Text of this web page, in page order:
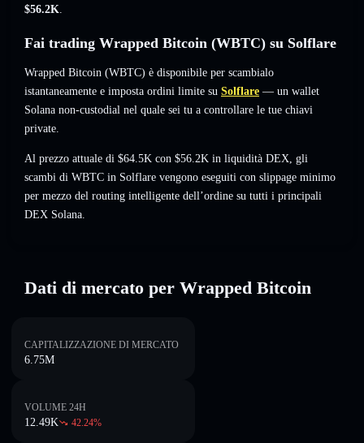
$56.2K.
Fai trading Wrapped Bitcoin (WBTC) su Solflare
Wrapped Bitcoin (WBTC) è disponibile per scambialo
istantaneamente e imposta ordini limite su Solflare — un wallet
Solana non-custodial nel quale sei tu a controllare le tue chiavi
private.
Al prezzo attuale di $64.5K con $56.2K in liquidità DEX, gli
scambi di WBTC in Solflare vengono eseguiti con slippage minimo
per mezzo del routing intelligente dell’ordine su tutti i principali
DEX Solana.
Dati di mercato per Wrapped Bitcoin
CAPITALIZZAZIONE DI MERCATO
6.75M
VOLUME 24H
12.49K 42.24%